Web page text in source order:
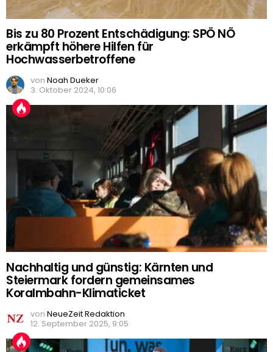
Bis zu 80 Prozent Entschädigung: SPÖ NÖ
erkämpft höhere Hilfen für
Hochwasserbetroffene
von Noah Dueker
3. Oktober 2024, 10:06
Nachhaltig und günstig: Kärnten und
Steiermark fordern gemeinsames
Koralmbahn-Klimaticket
von NeueZeit Redaktion
12. September 2025, 9:05